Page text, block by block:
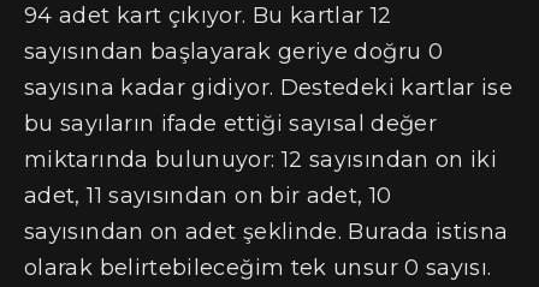
94 adet kart çıkıyor. Bu kartlar 12
sayısından başlayarak geriye doğru 0
sayısına kadar gidiyor. Destedeki kartlar ise
bu sayıların ifade ettiği sayısal değer
miktarında bulunuyor: 12 sayısından on iki
adet, 11 sayısından on bir adet, 10
sayısından on adet şeklinde. Burada istisna
olarak belirtebileceğim tek unsur 0 sayısı.